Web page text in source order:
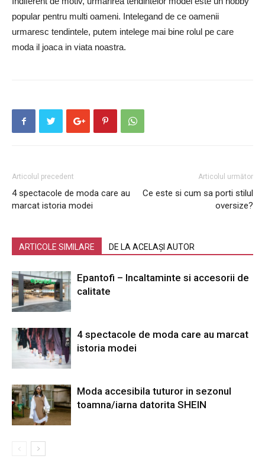
popular pentru multi oameni. Intelegand de ce oamenii
urmaresc tendintele, putem intelege mai bine rolul pe care
moda il joaca in viata noastra.
Articolul precedent
4 spectacole de moda care au
marcat istoria modei
Articolul următor
Ce este si cum sa porti stilul
oversize?
ARTICOLE SIMILARE DE LA ACELAȘI AUTOR
Epantofi – Incaltaminte si accesorii de
calitate
4 spectacole de moda care au marcat
istoria modei
Moda accesibila tuturor in sezonul
toamna/iarna datorita SHEIN